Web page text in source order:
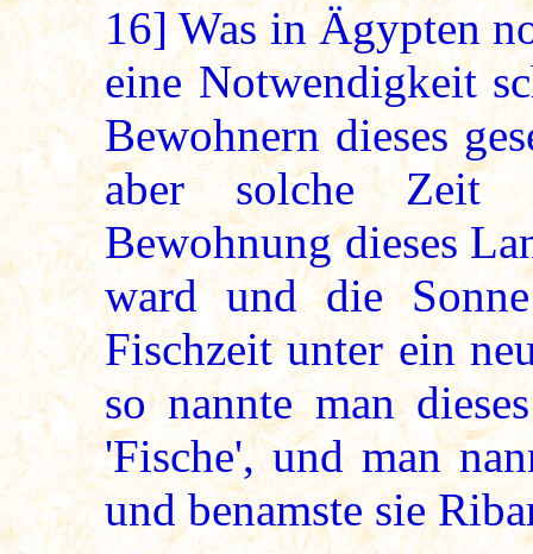
16] Was in Ägypten
eine Notwendigkeit
Bewohnern dieses
aber solche Zeit
Bewohnung dieses
ward und die
Fischzeit unter ein
so nannte man
'Fische', und man
und benamste sie